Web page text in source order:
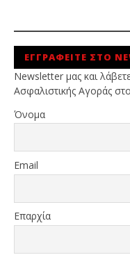
ΕΓΓΡΑΦΕΙΤΕ ΣΤΟ
Newsletter μας και
Ασφαλιστικής Αγοράς
Όνομα
Email
Επαρχία